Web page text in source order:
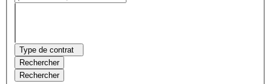
Type de contrat
Rechercher
Rechercher